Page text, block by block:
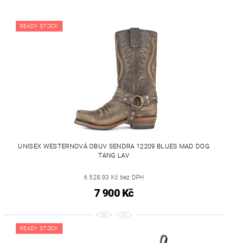
READY STOCK
UNISEX WESTERNOVÁ OBUV SENDRA 12209 BLUES MAD DOG
TANG LAV
6 528,93 Kč bez DPH
7 900 Kč
READY STOCK